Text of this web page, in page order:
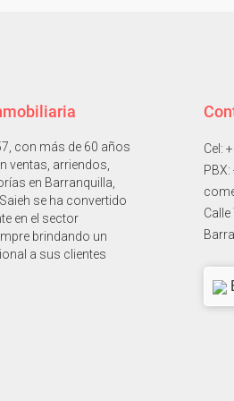
con más de 60 años
ventas, arriendos,
en Barranquilla,
se ha convertido
en el sector
brindando un
a sus clientes
Cel: